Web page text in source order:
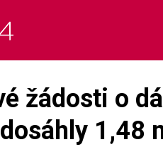
žádosti o
1,48